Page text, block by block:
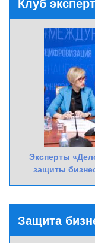
Клуб
Эксперты
защиты
Защита